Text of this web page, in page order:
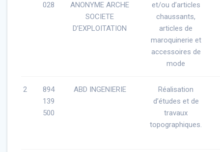
028
ANONYME ARCHE
SOCIETE
D’EXPLOITATION
et/ou d’articles
chaussants,
articles de
maroquinerie et
accessoires de
mode
2
894
139
500
ABD INGENIERIE
Réalisation
d’études et de
travaux
topographiques.